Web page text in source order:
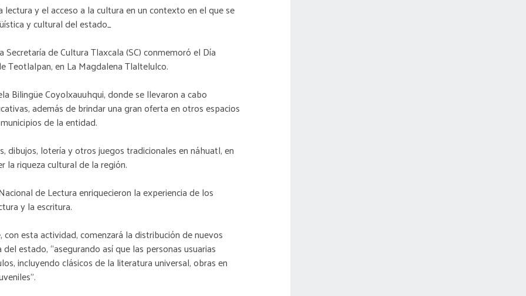
y el acceso a la cultura en un contexto en el que se
y cultural del estado_
de Cultura Tlaxcala (SC) conmemoró el Día
Teotlalpan, en La Magdalena Tlaltelulco.
Bilingüe Coyolxauuhqui, donde se llevaron a cabo
además de brindar una gran oferta en otros espacios
de la entidad.
dibujos, lotería y otros juegos tradicionales en náhuatl, en
la riqueza cultural de la región.
de Lectura enriquecieron la experiencia de los
y la escritura.
esta actividad, comenzará la distribución de nuevos
estado, “asegurando así que las personas usuarias
incluyendo clásicos de la literatura universal, obras en